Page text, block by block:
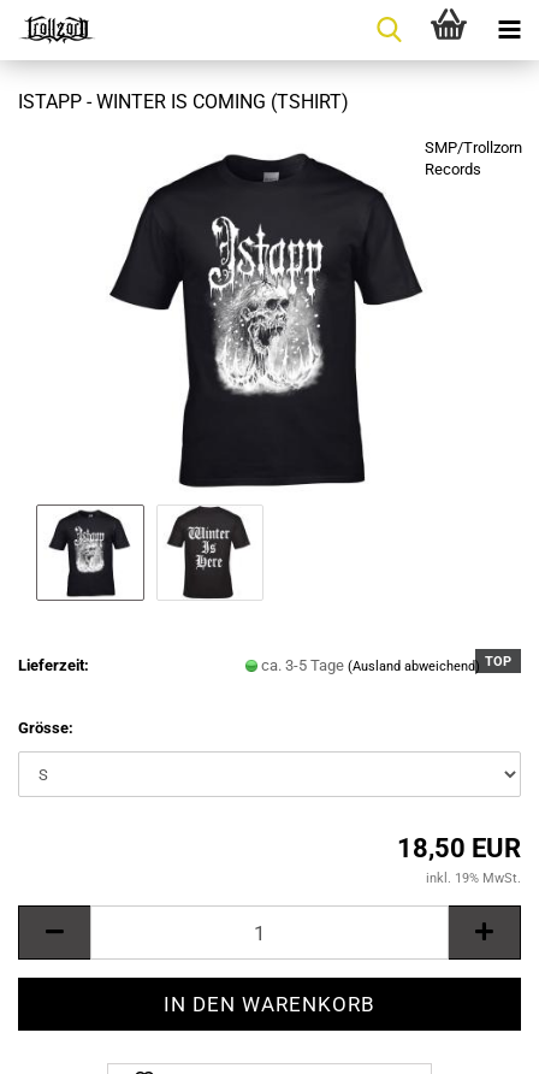
ISTAPP - WINTER IS COMING (TSHIRT)
SMP/Trollzorn
Records
TOP
Lieferzeit: ca. 3-5 Tage(Ausland abweichend)
Grösse:
18,50 EUR
inkl. 19% MwSt.